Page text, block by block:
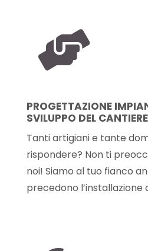

PROGETTAZIONE
SVILUPPO DEL CANTIERE
Tanti artigiani e tante
rispondere? Non ti
noi! Siamo al tuo fianco
precedono l’installazione